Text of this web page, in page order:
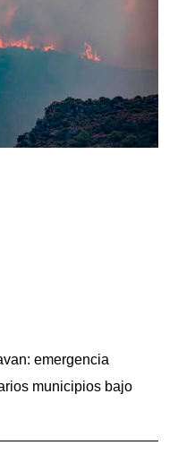
emergencia
municipios bajo